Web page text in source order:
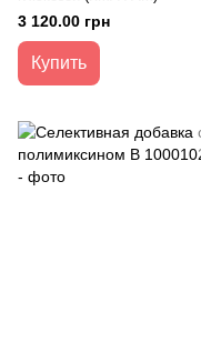
3 120.00 грн
Купить